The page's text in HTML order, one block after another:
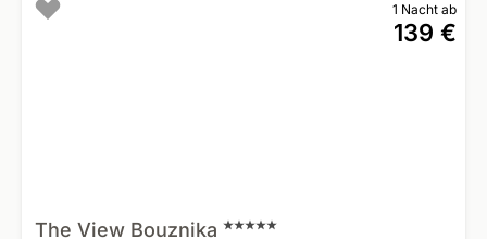
1 Nacht ab
139 €
The View Bouznika